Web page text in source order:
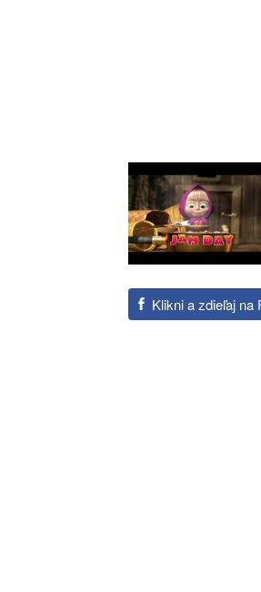
Klikni a zdieľaj na